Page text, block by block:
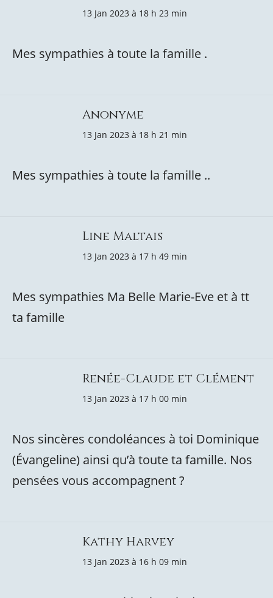
13 Jan 2023 à 18 h 23 min
Mes sympathies à toute la famille .
Anonyme
13 Jan 2023 à 18 h 21 min
Mes sympathies à toute la famille ..
Line Maltais
13 Jan 2023 à 17 h 49 min
Mes sympathies Ma Belle Marie-Eve et à tt
ta famille
Renée-Claude et Clément
13 Jan 2023 à 17 h 00 min
Nos sincères condoléances à toi Dominique
(Évangeline) ainsi qu’à toute ta famille. Nos
pensées vous accompagnent ?
Kathy Harvey
13 Jan 2023 à 16 h 09 min